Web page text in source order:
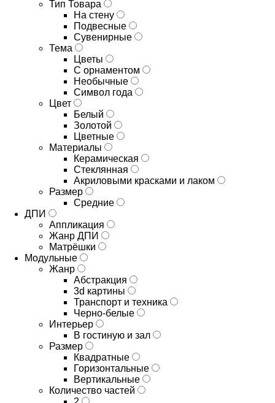
Тип Товара
На стену
Подвесные
Сувенирные
Тема
Цветы
С орнаментом
Необычные
Символ года
Цвет
Белый
Золотой
Цветные
Материалы
Керамическая
Стеклянная
Акриловыми красками и лаком
Размер
Средние
ДПИ
Аппликация
Жанр ДПИ
Матрёшки
Модульные
Жанр
Абстракция
3d картины
Транспорт и техника
Черно-белые
Интерьер
В гостиную и зал
Размер
Квадратные
Горизонтальные
Вертикальные
Количество частей